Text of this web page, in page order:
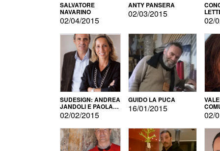
SALVATORE
NAVARINO
02/04/2015
ANTY PANSERA
02/03/2015
02/
SUDESIGN: ANDREA
JANDOLI E PAOLA
PISAPIA
02/02/2015
GUIDO LA PUCA
16/01/2015
02/